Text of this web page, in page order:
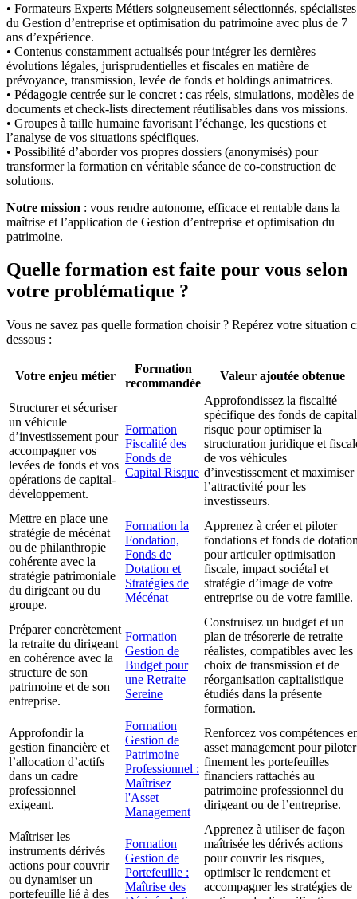
• Formateurs Experts Métiers soigneusement sélectionnés, spécialistes
du Gestion d’entreprise et optimisation du patrimoine avec plus de 7
ans d’expérience.
• Contenus constamment actualisés pour intégrer les dernières
évolutions légales, jurisprudentielles et fiscales en matière de
prévoyance, transmission, levée de fonds et holdings animatrices.
• Pédagogie centrée sur le concret : cas réels, simulations, modèles de
documents et check-lists directement réutilisables dans vos missions.
• Groupes à taille humaine favorisant l’échange, les questions et
l’analyse de vos situations spécifiques.
• Possibilité d’aborder vos propres dossiers (anonymisés) pour
transformer la formation en véritable séance de co-construction de
solutions.
Notre mission : vous rendre autonome, efficace et rentable dans la
maîtrise et l’application de Gestion d’entreprise et optimisation du
patrimoine.
Quelle formation est faite pour vous selon
votre problématique ?
Vous ne savez pas quelle formation choisir ? Repérez votre situation
dessous :
Votre enjeu métier
Formation
recommandée
Valeur ajoutée obtenue
Structurer et sécuriser
un véhicule
d’investissement pour
accompagner vos
levées de fonds et vos
opérations de capital-
développement.
Formation
Fiscalité des
Fonds de
Capital Risque
Approfondissez la fiscalité
spécifique des fonds de
risque pour optimiser la
structuration juridique et
de vos véhicules
d’investissement et maximiser
l’attractivité pour les
investisseurs.
Mettre en place une
stratégie de mécénat
ou de philanthropie
cohérente avec la
stratégie patrimoniale
du dirigeant ou du
groupe.
Formation la
Fondation,
Fonds de
Dotation et
Stratégies de
Mécénat
Apprenez à créer et piloter
fondations et fonds de
pour articuler optimisation
fiscale, impact sociétal et
stratégie d’image de votre
entreprise ou de votre famille.
Préparer concrètement
la retraite du dirigeant
en cohérence avec la
structure de son
patrimoine et de son
entreprise.
Formation
Gestion de
Budget pour
une Retraite
Sereine
Construisez un budget et un
plan de trésorerie de retraite
réalistes, compatibles avec les
choix de transmission et de
réorganisation capitalistique
étudiés dans la présente
formation.
Approfondir la
gestion financière et
l’allocation d’actifs
dans un cadre
professionnel
exigeant.
Formation
Gestion de
Patrimoine
Professionnel :
Maîtrisez
l'Asset
Management
Renforcez vos compétences
asset management pour piloter
finement les portefeuilles
financiers rattachés au
patrimoine professionnel du
dirigeant ou de l’entreprise.
Maîtriser les
instruments dérivés
actions pour couvrir
ou dynamiser un
portefeuille lié à des
Formation
Gestion de
Portefeuille :
Maîtrise des
Apprenez à utiliser de façon
maîtrisée les dérivés actions
pour couvrir les risques,
optimiser le rendement et
accompagner les stratégies de